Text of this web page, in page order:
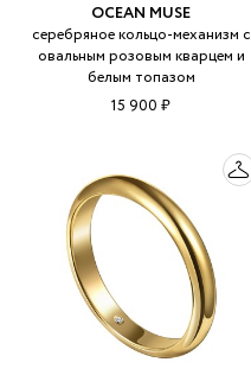
OCEAN MUSE
серебряное кольцо-механизм с
овальным розовым кварцем и
белым топазом
15 900 ₽